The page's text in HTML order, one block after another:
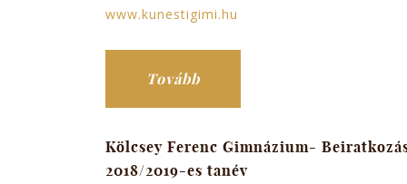
www.kunestigimi.hu
Tovább
Kölcsey Ferenc Gimnázium-
2018/2019-es tanév